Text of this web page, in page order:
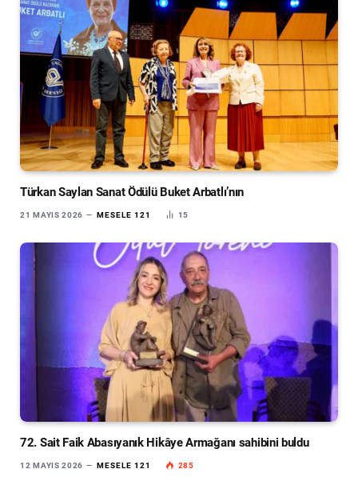
Türkan Saylan Sanat Ödülü Buket Arbatlı’nın
21 MAYIS 2026 MESELE 121 15
72. Sait Faik Abasıyanık Hikâye Armağanı sahibini buldu
12 MAYIS 2026 MESELE 121 285